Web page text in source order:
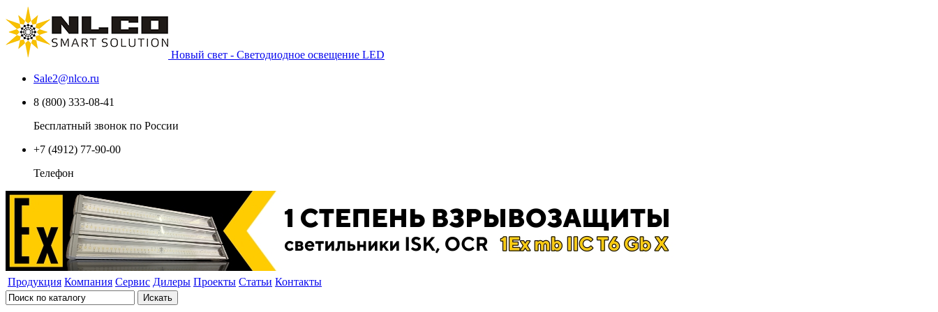
Новый свет - Светодиодное освещение LED
Sale2@nlco.ru
8 (800) 333-08-41
Бесплатный звонок по России
+7 (4912) 77-90-00
Телефон
Продукция Компания Сервис Дилеры Проекты Статьи Контакты